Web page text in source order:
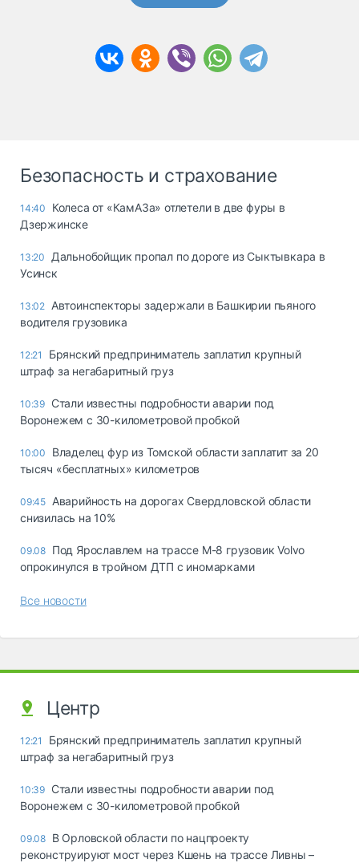
Безопасность и страхование
14:40
Колеса от «КамАЗа» отлетели в две фуры в
Дзержинске
13:20
Дальнобойщик пропал по дороге из Сыктывкара в
Усинск
13:02 Автоинспекторы задержали в Башкирии пьяного
водителя грузовика
12:21
Брянский предприниматель заплатил крупный
штраф за негабаритный груз
10:39 Стали известны подробности аварии под
Воронежем с 30-километровой пробкой
10:00
Владелец фур из Томской области заплатит за 20
тысяч «бесплатных» километров
09:45 Аварийность на дорогах Свердловской области
снизилась на 10%
09.08 Под Ярославлем на трассе М-8 грузовик Volvo
опрокинулся в тройном ДТП с иномарками
Все новости
Центр
12:21
Брянский предприниматель заплатил крупный
штраф за негабаритный груз
10:39 Стали известны подробности аварии под
Воронежем с 30-километровой пробкой
09.08 В Орловской области по нацпроекту
реконструируют мост через Кшень на трассе Ливны –